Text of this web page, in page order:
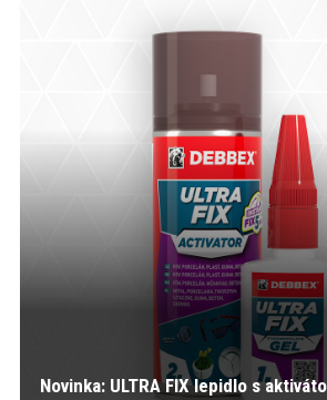
Novinka: ULTRA FIX lepidlo s